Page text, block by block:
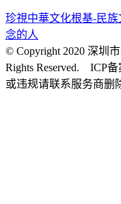
珍視中華文化根基-民
念的人
© Copyright 2020 深圳
Rights Reserved. ICP备
或违规请联系服务商删